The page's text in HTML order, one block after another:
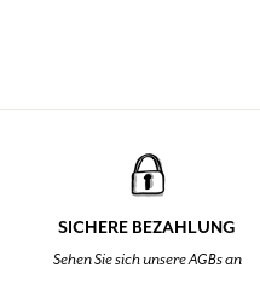
SICHERE BEZAHLUNG
Sehen Sie sich unsere AGBs an